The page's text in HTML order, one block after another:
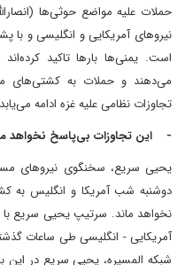
حملات علیه مواضع حوثی‌ها
نیروهای آمریکایی و انگلیسی و با
است. یمنی‌ها بارها تاکید
می‌دهند و حملات به کشتی‌های
تجاوزات نظامی علیه غزه ادامه
- این تجاوزات بی‌پاسخ نخواهد
یحیی سریع، سخنگوی نیروهای
دوشنبه شب آمریکا و انگلیس به
نخواهد ماند. سرتیپ یحیی سریع